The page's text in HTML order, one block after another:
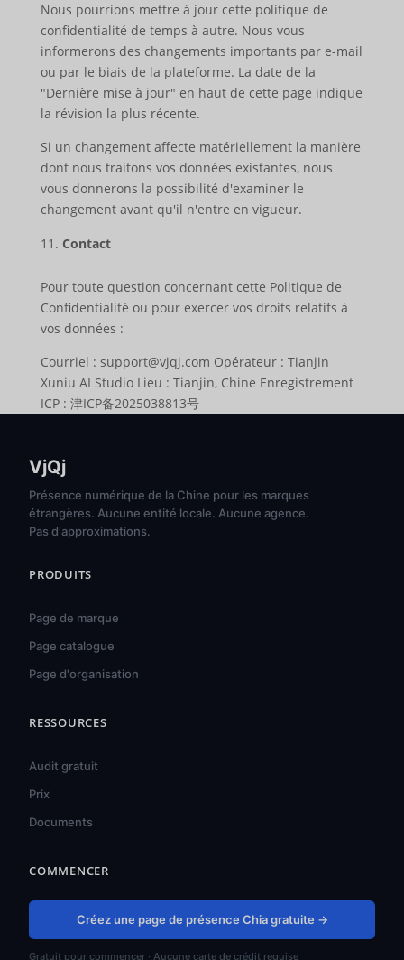
Nous pourrions mettre à jour cette politique de
confidentialité de temps à autre. Nous vous
informerons des changements importants par e-mail
ou par le biais de la plateforme. La date de la
"Dernière mise à jour" en haut de cette page indique
la révision la plus récente.
Si un changement affecte matériellement la manière
dont nous traitons vos données existantes, nous
vous donnerons la possibilité d'examiner le
changement avant qu'il n'entre en vigueur.
Contact
Pour toute question concernant cette Politique de
Confidentialité ou pour exercer vos droits relatifs à
vos données :
Courriel : support@vjqj.com Opérateur : Tianjin
Xuniu AI Studio Lieu : Tianjin, Chine Enregistrement
ICP : 津ICP备2025038813号
VjQj
Présence numérique de la Chine pour les marques
étrangères. Aucune entité locale. Aucune agence.
Pas d'approximations.
PRODUITS
Page de marque
Page catalogue
Page d'organisation
RESSOURCES
Audit gratuit
Prix
Documents
COMMENCER
Créez une page de présence Chia gratuite →
Gratuit pour commencer · Aucune carte de crédit requise
Português do Brasil